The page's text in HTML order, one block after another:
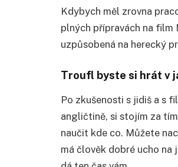
Kdybych měl zrovna
plných přípravách na film
uzpůsobená na herecký
Troufl byste si hrát v
Po zkušenosti s jidiš a s
angličtině, si stojím za
naučit kde co. Můžete
má člověk dobré ucho na